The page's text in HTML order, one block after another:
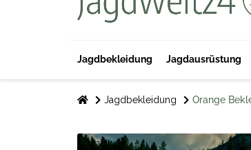
Jagdbekleidung Jagdausrüstung
Jagdbekleidung Orange